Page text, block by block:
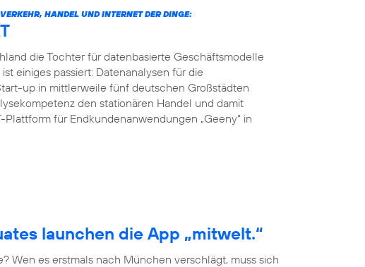
HANDEL UND INTERNET DER DINGE:
die Tochter für datenbasierte Geschäftsmodelle
einiges passiert: Datenanalysen für die
up in mittlerweile fünf deutschen Großstädten
den stationären Handel und damit
für Endkundenanwendungen „Geeny“ in
launchen die App „mitwelt.“
Wen es erstmals nach München verschlägt, muss sich